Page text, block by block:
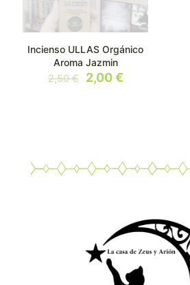
Incienso ULLAS Orgánico
Aroma Jazmin
2,50€
El
precio
2,00€El